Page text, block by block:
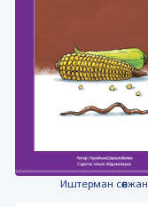
Иштерман сөөлжан